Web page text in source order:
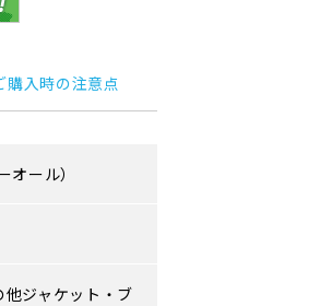
購入時の注意点
オール）
他ジャケット・ブ